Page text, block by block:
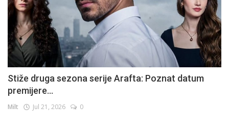
Stiže druga sezona serije Arafta: Poznat datum
premijere...
Milt Jul 21, 2026 0